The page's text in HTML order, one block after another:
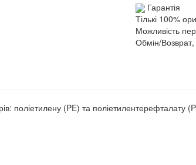
Гарантія
Тількі 100%
Можливість
Обмін/
поліетилену (PE) та поліетилентерефталату